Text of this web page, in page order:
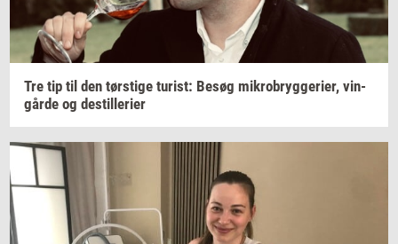
Tre tip til den tørsti­ge turist: Besøg mi­kro­bryg­ge­ri­er, vin­
går­de og destil­le­ri­er